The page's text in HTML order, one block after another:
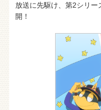
放送に先駆け、第2シリ
開！